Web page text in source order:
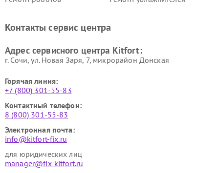
Kitfort
Kitfort
Kitfort
Kitfort
Контакты сервис центра
Адрес сервисного центра Kitfort:
г. Сочи, ул. Новая Заря, 7, микрорайон Донская
Горячая линия:
+7 (800) 301-55-83
Контактный телефон:
8 (800) 301-55-83
Электронная почта:
info@kitfort-fix.ru
для юридических лиц
manager@fix-kitfort.ru